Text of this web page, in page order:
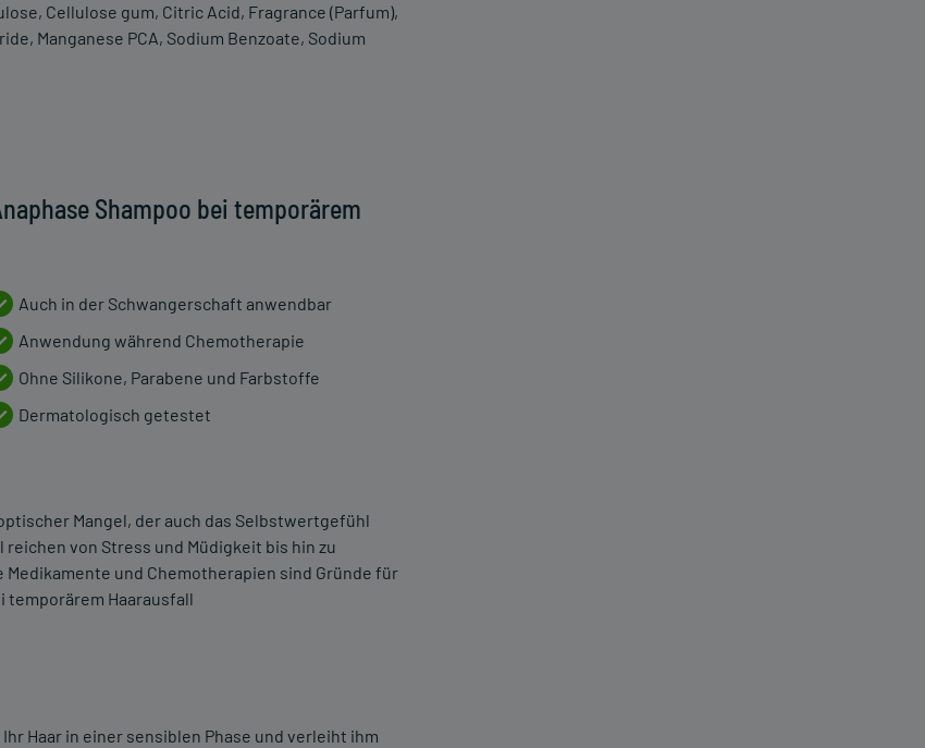
Cellulose gum, Citric Acid, Fragrance (Parfum),
Manganese PCA, Sodium Benzoate, Sodium
Shampoo bei temporärem
Auch in der Schwangerschaft anwendbar
Anwendung während Chemotherapie
Ohne Silikone, Parabene und Farbstoffe
Dermatologisch getestet
Mangel, der auch das Selbstwertgefühl
von Stress und Müdigkeit bis hin zu
und Chemotherapien sind Gründe für
temporärem Haarausfall
Haar in einer sensiblen Phase und verleiht ihm